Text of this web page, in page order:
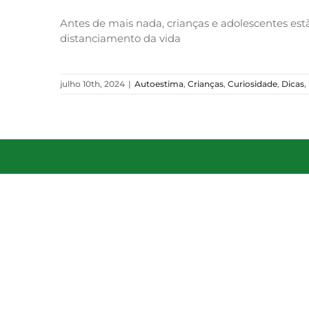
Antes de mais nada, crianças e adolescentes
distanciamento da vida
julho 10th, 2024 | Autoestima, Crianças, Curiosidade, Dicas,